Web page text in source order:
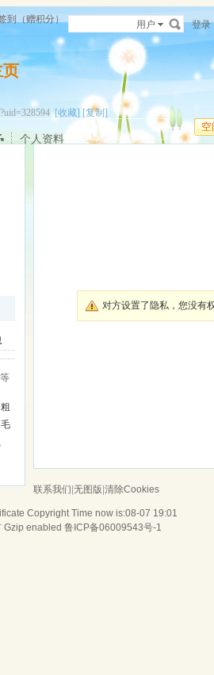
到（赠积分） 用户 登录
[收藏] [复制]
空
个人资料
等
粗
对方设置了隐私，您没有
联系我们 无图版 清除Cookies
Copyright Time now is:08-07 19:01
Gzip enabled 鲁ICP备06009543号-1